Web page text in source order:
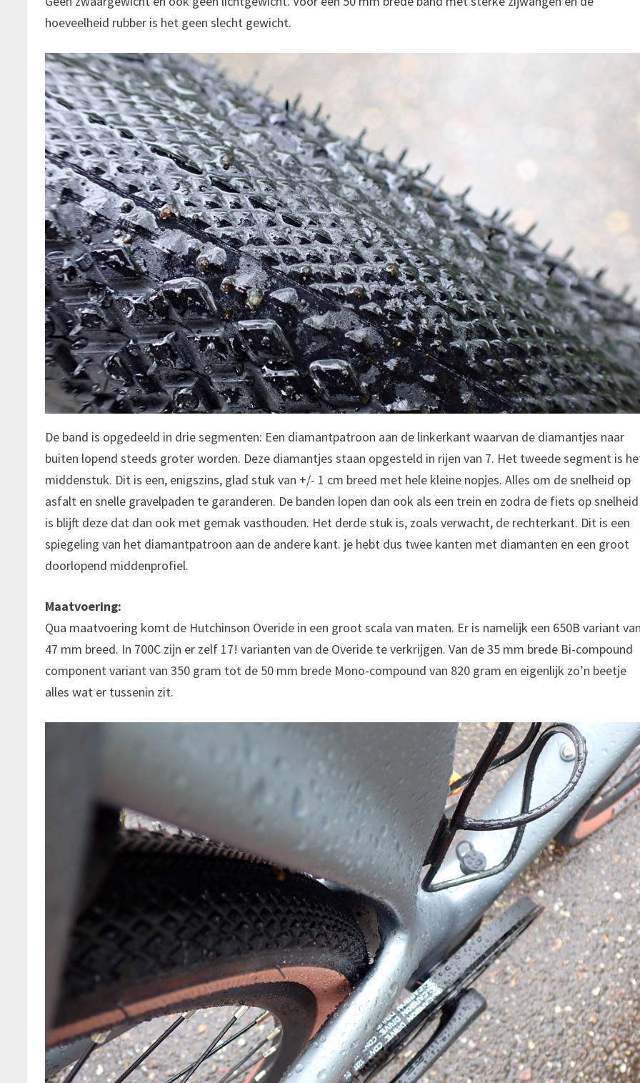
hoeveelheid rubber is het geen slecht gewicht.
De band is opgedeeld in drie segmenten: Een diamantpatroon aan de linkerkant waarvan de diamantjes naar
buiten lopend steeds groter worden. Deze diamantjes staan opgesteld in rijen van 7. Het tweede segment is
middenstuk. Dit is een, enigszins, glad stuk van +/- 1 cm breed met hele kleine nopjes. Alles om de snelheid op
asfalt en snelle gravelpaden te garanderen. De banden lopen dan ook als een trein en zodra de fiets op snelheid
is blijft deze dat dan ook met gemak vasthouden. Het derde stuk is, zoals verwacht, de rechterkant. Dit is een
spiegeling van het diamantpatroon aan de andere kant. je hebt dus twee kanten met diamanten en een groot
doorlopend middenprofiel.
Maatvoering:
Qua maatvoering komt de Hutchinson Overide in een groot scala van maten. Er is namelijk een 650B variant
47 mm breed. In 700C zijn er zelf 17! varianten van de Overide te verkrijgen. Van de 35 mm brede Bi-compound
component variant van 350 gram tot de 50 mm brede Mono-compound van 820 gram en eigenlijk zo’n beetje
alles wat er tussenin zit.